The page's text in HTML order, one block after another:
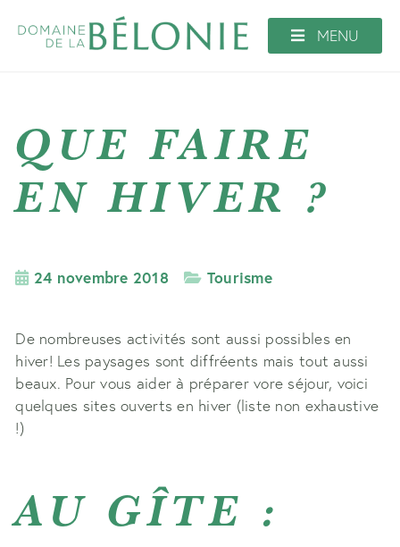
MENU
QUE FAIRE
EN HIVER ?
24 novembre 2018 Tourisme
De nombreuses activités sont aussi possibles en
hiver! Les paysages sont diffréents mais tout aussi
beaux. Pour vous aider à préparer vore séjour, voici
quelques sites ouverts en hiver (liste non exhaustive
!)
AU GÎTE :